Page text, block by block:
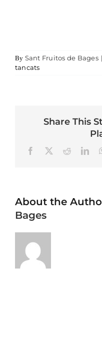
By Sant Fruitos de Bages |
tancatsa DSC06920
Share This
FacebookReddit
About the
Bages